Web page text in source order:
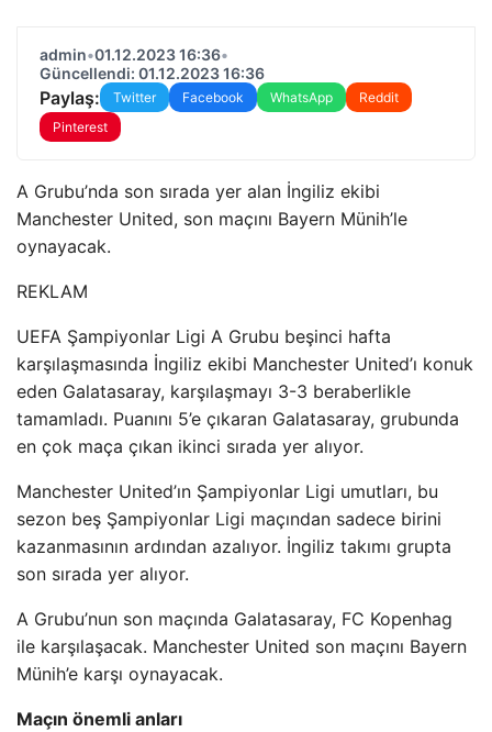
admin•01.12.2023 16:36•
Güncellendi: 01.12.2023 16:36
Paylaş: Twitter Facebook WhatsApp
Reddit
Pinterest
A Grubu’nda son sırada yer alan İngiliz ekibi
Manchester United, son maçını Bayern Münih’le
oynayacak.
REKLAM
UEFA Şampiyonlar Ligi A Grubu beşinci hafta
karşılaşmasında İngiliz ekibi Manchester United’ı konuk
eden Galatasaray, karşılaşmayı 3-3 beraberlikle
tamamladı. Puanını 5’e çıkaran Galatasaray, grubunda
en çok maça çıkan ikinci sırada yer alıyor.
Manchester United’ın Şampiyonlar Ligi umutları, bu
sezon beş Şampiyonlar Ligi maçından sadece birini
kazanmasının ardından azalıyor. İngiliz takımı grupta
son sırada yer alıyor.
A Grubu’nun son maçında Galatasaray, FC Kopenhag
ile karşılaşacak. Manchester United son maçını Bayern
Münih’e karşı oynayacak.
Maçın önemli anları